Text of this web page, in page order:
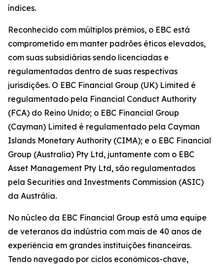
índices.
Reconhecido com múltiplos prêmios, o EBC está
comprometido em manter padrões éticos elevados,
com suas subsidiárias sendo licenciadas e
regulamentadas dentro de suas respectivas
jurisdições. O EBC Financial Group (UK) Limited é
regulamentado pela Financial Conduct Authority
(FCA) do Reino Unido; o EBC Financial Group
(Cayman) Limited é regulamentado pela Cayman
Islands Monetary Authority (CIMA); e o EBC Financial
Group (Australia) Pty Ltd, juntamente com o EBC
Asset Management Pty Ltd, são regulamentados
pela Securities and Investments Commission (ASIC)
da Austrália.
No núcleo da EBC Financial Group está uma equipe
de veteranos da indústria com mais de 40 anos de
experiência em grandes instituições financeiras.
Tendo navegado por ciclos econômicos-chave,